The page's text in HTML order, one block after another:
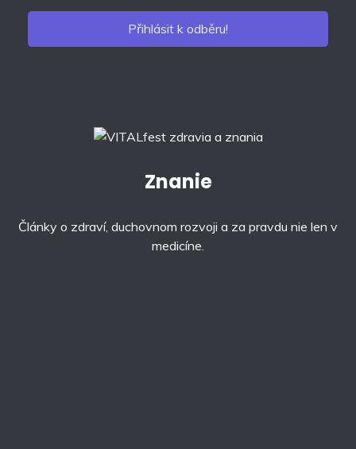
Znanie
Články o zdraví, duchovnom rozvoji a za pravdu nie len v
medicíne.